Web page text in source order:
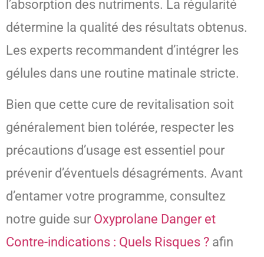
l’absorption des nutriments. La régularité
détermine la qualité des résultats obtenus.
Les experts recommandent d’intégrer les
gélules dans une routine matinale stricte.
Bien que cette cure de revitalisation soit
généralement bien tolérée, respecter les
précautions d’usage est essentiel pour
prévenir d’éventuels désagréments. Avant
d’entamer votre programme, consultez
notre guide sur Oxyprolane Danger et
Contre-indications : Quels Risques ? afin